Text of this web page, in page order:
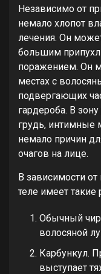
Независимо от
немало хлопот
лечения. Он
большим
поражением. Он
местах с
подвергающих
гардероба. В
грудь, интимные
немало причин
очагов на лице.
В зависимости
теле имеет такие
Обычный
волосяной
Карбункул.
выступает